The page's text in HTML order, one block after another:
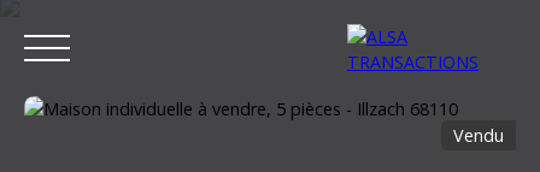
Vendu